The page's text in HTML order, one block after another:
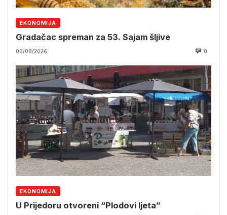
EKONOMIJA
Gradačac spreman za 53. Sajam šljive
06/08/2026 0
EKONOMIJA
U Prijedoru otvoreni “Plodovi ljeta”